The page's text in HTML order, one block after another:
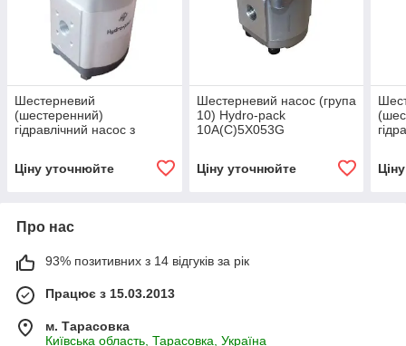
Шестерневий
(шестеренний)
гідравлічний насос з
Ціну уточнюйте
Шестерневий насос (група
10) Hydro-pack
10A(C)5X053G
Ціну уточнюйте
Про нас
93% позитивних з 14 відгуків за рік
Працює з 15.03.2013
м. Тарасовка
Київська область, Тарасовка, Україна